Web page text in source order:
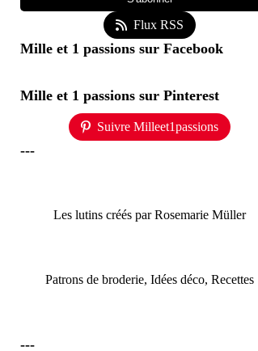
Flux RSS
Mille et 1 passions sur Facebook
Mille et 1 passions sur Pinterest
Suivre Milleet1passions
---
Les lutins créés par Rosemarie Müller
Patrons de broderie, Idées déco, Recettes
---